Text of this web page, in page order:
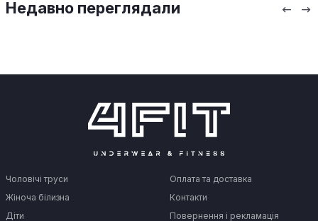
Недавно переглядали
Чоловічі труси
Жіноча білизна
Діти
Оплата та доставка
Контакти
Повернення і рекламація